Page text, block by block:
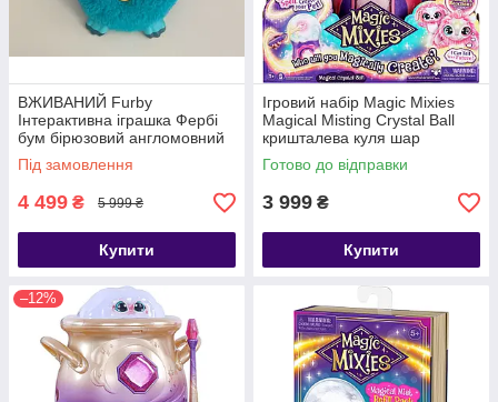
ВЖИВАНИЙ Furby
Інтерактивна іграшка Фербі
бум бірюзовий англомовний
Connect Teal
Під замовлення
4 499 ₴ 5 999 ₴
Купити
Ігровий набір Magic Mixies
Magical Misting Crystal Ball
кришталева куля шар
Готово до відправки
3 999 ₴
Купити
–12%